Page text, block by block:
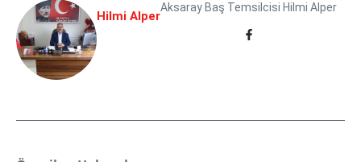
Hilmi Alper
Aksaray Baş Temsilcisi Hilmi Alper